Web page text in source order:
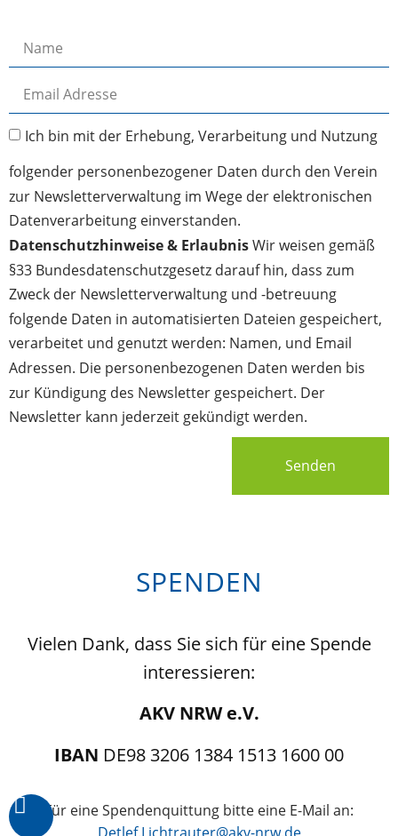
Ich bin mit der Erhebung, Verarbeitung und Nutzung
folgender personenbezogener Daten durch den Verein
zur Newsletterverwaltung im Wege der elektronischen
Datenverarbeitung einverstanden.
Datenschutzhinweise & ErlaubnisWir weisen gemäß
§33 Bundesdatenschutzgesetz darauf hin, dass zum
Zweck der Newsletterverwaltung und -betreuung
folgende Daten in automatisierten Dateien gespeichert,
verarbeitet und genutzt werden: Namen, und Email
Adressen. Die personenbezogenen Daten werden bis
zur Kündigung des Newsletter gespeichert. Der
Newsletter kann jederzeit gekündigt werden.
Senden
SPENDEN
Vielen Dank, dass Sie sich für eine Spende
interessieren:
AKV NRW e.V.
IBAN DE98 3206 1384 1513 1600 00
Für eine Spendenquittung bitte eine E-Mail an: